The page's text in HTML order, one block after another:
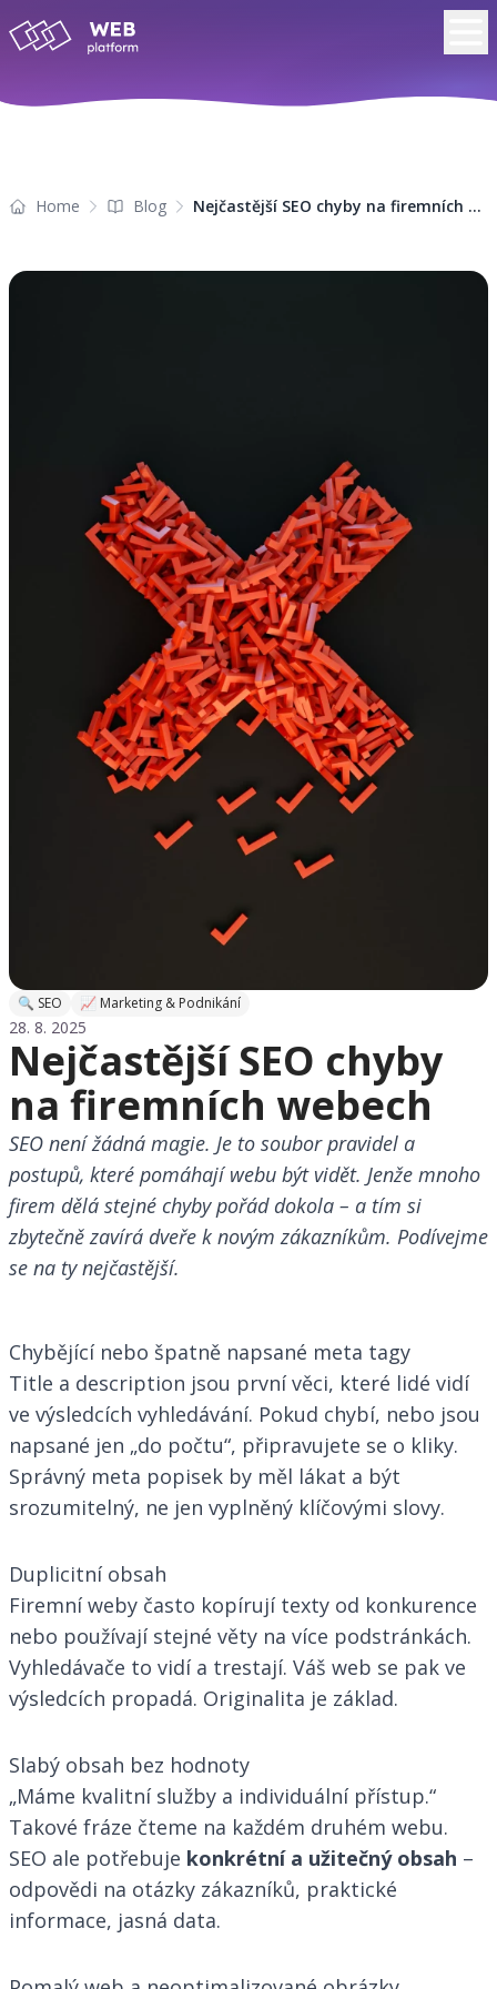
Home Blog Nejčastější SEO chyby na firemních webech
🔍 SEO 📈 Marketing & Podnikání
28. 8. 2025
Nejčastější SEO chyby
na firemních webech
SEO není žádná magie. Je to soubor pravidel a
postupů, které pomáhají webu být vidět. Jenže mnoho
firem dělá stejné chyby pořád dokola – a tím si
zbytečně zavírá dveře k novým zákazníkům. Podívejme
se na ty nejčastější.
Chybějící nebo špatně napsané meta tagy
Title a description jsou první věci, které lidé vidí
ve výsledcích vyhledávání. Pokud chybí, nebo jsou
napsané jen „do počtu“, připravujete se o kliky.
Správný meta popisek by měl lákat a být
srozumitelný, ne jen vyplněný klíčovými slovy.
Duplicitní obsah
Firemní weby často kopírují texty od konkurence
nebo používají stejné věty na více podstránkách.
Vyhledávače to vidí a trestají. Váš web se pak ve
výsledcích propadá. Originalita je základ.
Slabý obsah bez hodnoty
„Máme kvalitní služby a individuální přístup.“
Takové fráze čteme na každém druhém webu.
SEO ale potřebuje konkrétní a užitečný obsah –
odpovědi na otázky zákazníků, praktické
informace, jasná data.